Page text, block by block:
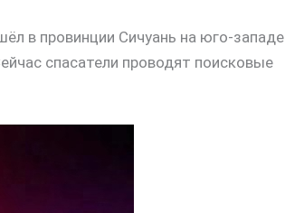
в провинции Сичуань на юго-западе
спасатели проводят поисковые